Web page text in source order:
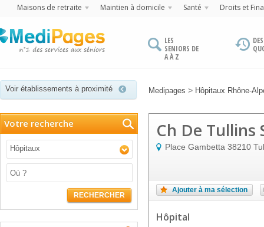
Maisons de retraite Maintien à domicile Santé Droits et
LES
SENIORS DE
A À Z
Voir établissements à proximité Medipages > Hôpitaux Rhône-
Votre recherche
Hôpitaux
RECHERCHER
Ch De Tullins
Place Gambetta 38210
Ajouter à ma sélection
Hôpital